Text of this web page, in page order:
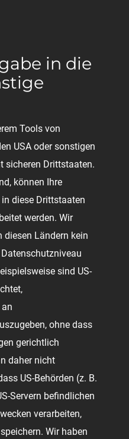
in die
Tools von
USA oder sonstigen
sicheren Drittstaaten.
können Ihre
diese Drittstaaten
werden. Wir
Ländern kein
sind US-
ohne dass
gerichtlich
daher nicht
US-Behörden (z. B.
Servern befindlichen
verarbeiten,
Wir haben